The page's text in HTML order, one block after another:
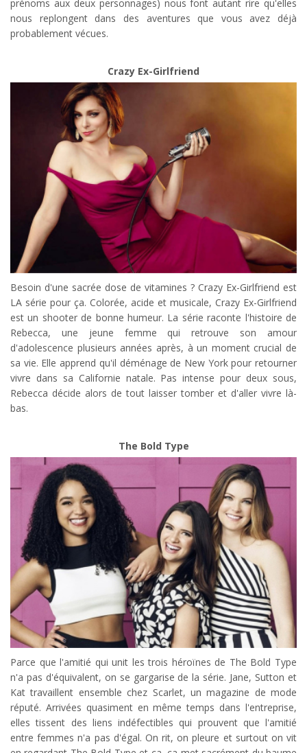
prénoms aux deux personnages) nous font autant rire qu'elles
nous replongent dans des aventures que vous avez déjà
probablement vécues.
Crazy Ex-Girlfriend
Besoin d'une sacrée dose de vitamines ? Crazy Ex-Girlfriend est
LA série pour ça. Colorée, acide et musicale, Crazy Ex-Girlfriend
est un shooter de bonne humeur. La série raconte l'histoire de
Rebecca, une jeune femme qui retrouve son amour
d'adolescence plusieurs années après, à un moment crucial de
sa vie. Elle apprend qu'il déménage de New York pour retourner
vivre dans sa Californie natale. Pas intense pour deux sous,
Rebecca décide alors de tout laisser tomber et d'aller vivre là-
bas.
The Bold Type
Parce que l'amitié qui unit les trois héroïnes de The Bold Type
n'a pas d'équivalent, on se gargarise de la série. Jane, Sutton et
Kat travaillent ensemble chez Scarlet, un magazine de mode
réputé. Arrivées quasiment en même temps dans l'entreprise,
elles tissent des liens indéfectibles qui prouvent que l'amitié
entre femmes n'a pas d'égal. On rit, on pleure et surtout on vit